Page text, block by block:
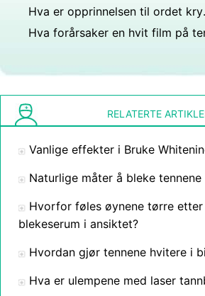
Hva
RELATERTE
Vanlige effekter i Bruke
Naturlige måter å bleke tennene
Hvorfor føles øynene tørre
blekeserum i ansiktet?
Hvordan gjør tennene hvitere i
Hva er ulempene med laser